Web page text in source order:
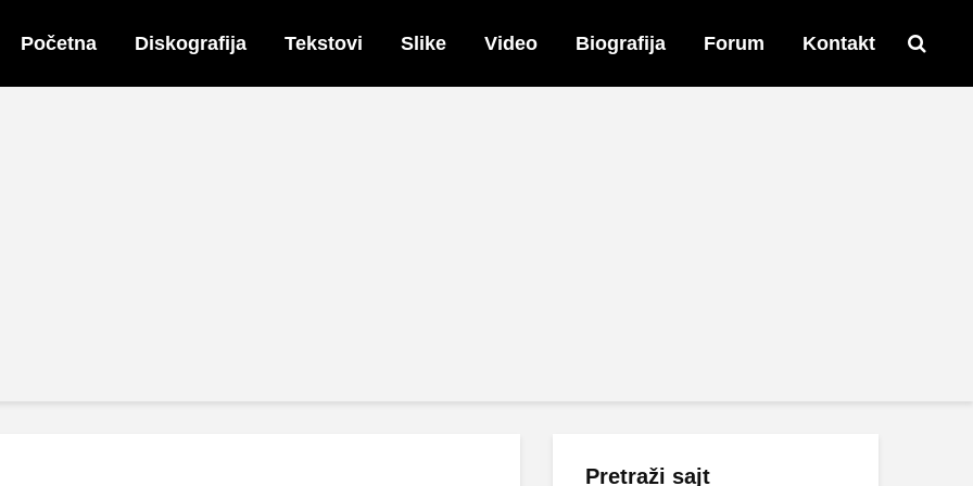
Početna Diskografija Tekstovi Slike Video Biografija Forum Kontakt
Pretraži sajt